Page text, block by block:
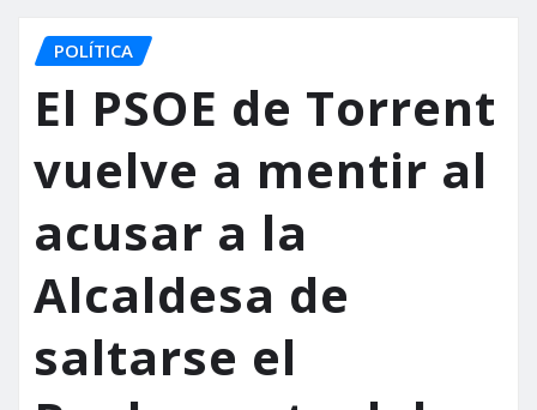
POLÍTICA
El PSOE de Torrent
vuelve a mentir al
acusar a la
Alcaldesa de
saltarse el